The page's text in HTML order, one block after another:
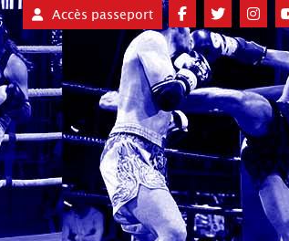
Accès passeport